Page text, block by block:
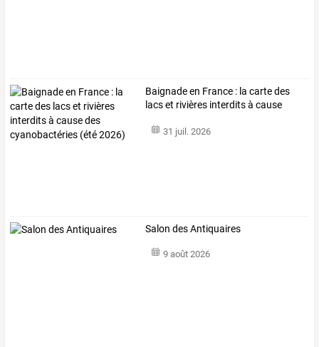
Baignadeen France : la cartedes
lacset rivières interditsà cause
31 juil. 2026
Salon des Antiquaires
9 août 2026